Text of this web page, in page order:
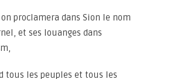
on proclamera dans Sion le nom
et ses louanges dans
tous les peuples et tous les